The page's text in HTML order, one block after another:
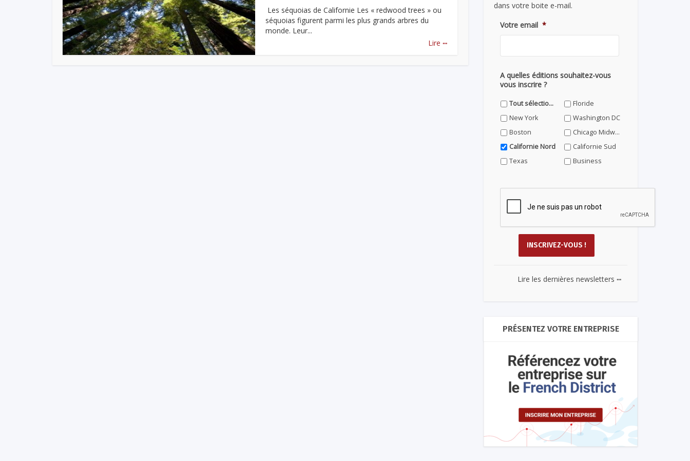
Les séquoias de Californie Les « redwood trees » ou
séquoias figurent parmi les plus grands arbres du
monde. Leur...
Lire ...
dans votre boite e-mail.
Votre email *
A quelles éditions souhaitez-vous
vous inscrire ?
Tout sélectionner
Floride
New York
Washington DC
Boston
Chicago Midwest
Californie Nord
Californie Sud
Texas
Business
Lire les dernières newsletters ...
PRÉSENTEZ VOTRE ENTREPRISE